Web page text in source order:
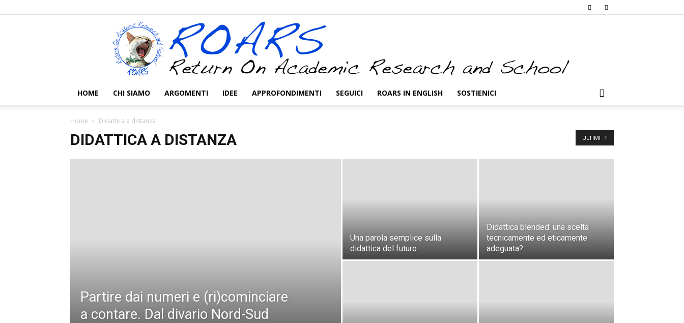
HOME CHI SIAMO ARGOMENTI IDEE APPROFONDIMENTI SEGUICI ROARS IN ENGLISH SOSTIENICI
Home Didattica a distanza
DIDATTICA A DISTANZA ULTIMI
Partire dai numeri e (ri)cominciare
a contare. Dal divario Nord-Sud
Una parola semplice sulla
didattica del futuro
Didattica blended: una scelta
tecnicamente ed eticamente
adeguata?